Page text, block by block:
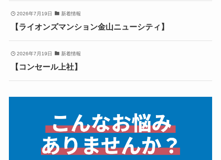
2026年7月19日 新着情報
【ライオンズマンション金山ニューシティ】
2026年7月19日 新着情報
【コンセール上社】